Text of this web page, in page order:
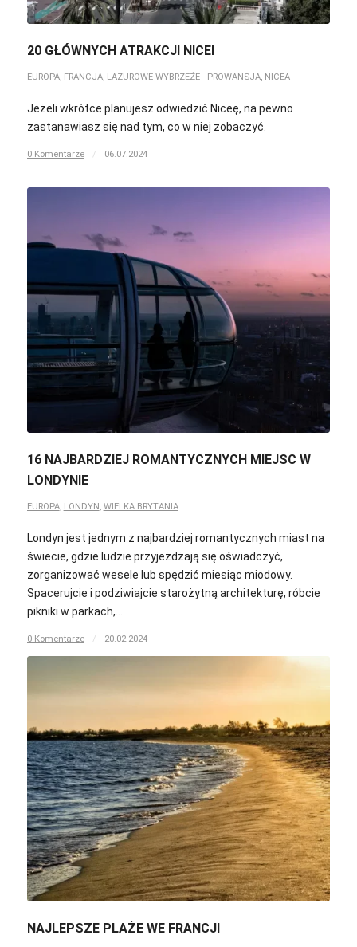
20 GŁÓWNYCH ATRAKCJI NICEI
EUROPA, FRANCJA, LAZUROWE WYBRZEŻE - PROWANSJA, NICEA
Jeżeli wkrótce planujesz odwiedzić Niceę, na pewno
zastanawiasz się nad tym, co w niej zobaczyć.
0 Komentarze / 06.07.2024
16 NAJBARDZIEJ ROMANTYCZNYCH MIEJSC W
LONDYNIE
EUROPA, LONDYN, WIELKA BRYTANIA
Londyn jest jednym z najbardziej romantycznych miast na
świecie, gdzie ludzie przyjeżdżają się oświadczyć,
zorganizować wesele lub spędzić miesiąc miodowy.
Spacerujcie i podziwiajcie starożytną architekturę, róbcie
pikniki w parkach,…
0 Komentarze / 20.02.2024
NAJLEPSZE PLAŻE WE FRANCJI